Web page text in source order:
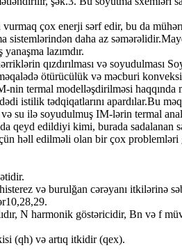
çox enerji sərf edir, bu da
daha az
lazımdır.
qızdırılması və soyudulması
ötürücülük və məcburi
termal modelləşdirilməsi
istilik tədqiqatlarını apardılar.Bu
su ilə soyudulmuş IM-lərin termal
edildiyi kimi, burada sadalanan
həll edilməli olan bir çox problemləri
və burulğan cərəyanı itkilərinə
N harmonik göstəricidir, Bn və f
(qh) və artıq itkidir (qex).